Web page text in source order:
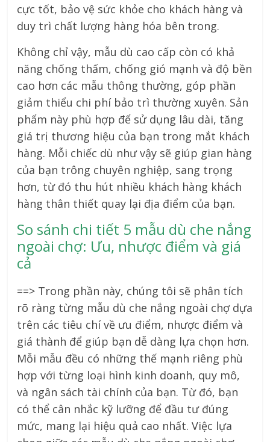
cực tốt, bảo vệ sức khỏe cho khách hàng và
duy trì chất lượng hàng hóa bên trong.
Không chỉ vậy, mẫu dù cao cấp còn có khả
năng chống thấm, chống gió mạnh và độ bền
cao hơn các mẫu thông thường, góp phần
giảm thiểu chi phí bảo trì thường xuyên. Sản
phẩm này phù hợp để sử dụng lâu dài, tăng
giá trị thương hiệu của bạn trong mắt khách
hàng. Mỗi chiếc dù như vậy sẽ giúp gian hàng
của bạn trông chuyên nghiệp, sang trọng
hơn, từ đó thu hút nhiều khách hàng khách
hàng thân thiết quay lại địa điểm của bạn.
So sánh chi tiết 5 mẫu dù che nắng
ngoài chợ: Ưu, nhược điểm và giá
cả
==> Trong phần này, chúng tôi sẽ phân tích
rõ ràng từng mẫu dù che nắng ngoài chợ dựa
trên các tiêu chí về ưu điểm, nhược điểm và
giá thành để giúp bạn dễ dàng lựa chọn hơn.
Mỗi mẫu đều có những thế mạnh riêng phù
hợp với từng loại hình kinh doanh, quy mô,
và ngân sách tài chính của bạn. Từ đó, bạn
có thể cân nhắc kỹ lưỡng để đầu tư đúng
mức, mang lại hiệu quả cao nhất. Việc lựa